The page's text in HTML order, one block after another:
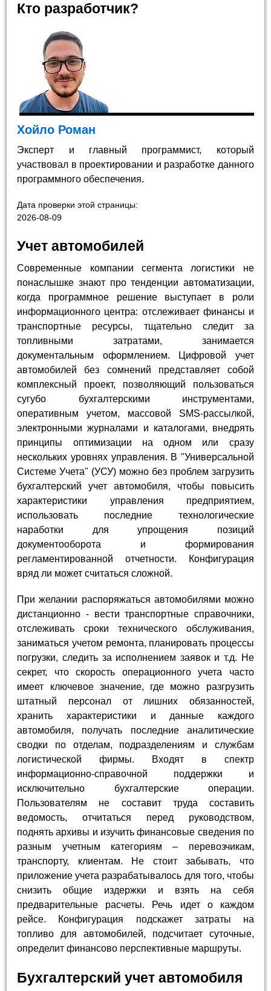
Кто разработчик?
Хойло Роман
Эксперт и главный программист, который
участвовал в проектировании и разработке данного
программного обеспечения.
Дата проверки этой страницы:
2026-08-09
Учет автомобилей
Современные компании сегмента логистики не
понаслышке знают про тенденции автоматизации,
когда программное решение выступает в роли
информационного центра: отслеживает финансы и
транспортные ресурсы, тщательно следит за
топливными затратами, занимается
документальным оформлением. Цифровой учет
автомобилей без сомнений представляет собой
комплексный проект, позволяющий пользоваться
сугубо бухгалтерскими инструментами,
оперативным учетом, массовой SMS-рассылкой,
электронными журналами и каталогами, внедрять
принципы оптимизации на одном или сразу
нескольких уровнях управления. В "Универсальной
Системе Учета" (УСУ) можно без проблем загрузить
бухгалтерский учет автомобиля, чтобы повысить
характеристики управления предприятием,
использовать последние технологические
наработки для упрощения позиций
документооборота и формирования
регламентированной отчетности. Конфигурация
вряд ли может считаться сложной.
При желании распоряжаться автомобилями можно
дистанционно - вести транспортные справочники,
отслеживать сроки технического обслуживания,
заниматься учетом ремонта, планировать процессы
погрузки, следить за исполнением заявок и т.д. Не
секрет, что скорость операционного учета часто
имеет ключевое значение, где можно разгрузить
штатный персонал от лишних обязанностей,
хранить характеристики и данные каждого
автомобиля, получать последние аналитические
сводки по отделам, подразделениям и службам
логистической фирмы. Входят в спектр
информационно-справочной поддержки и
исключительно бухгалтерские операции.
Пользователям не составит труда составить
ведомость, отчитаться перед руководством,
поднять архивы и изучить финансовые сведения по
разным учетным категориям – перевозчикам,
транспорту, клиентам. Не стоит забывать, что
приложение учета разрабатывалось для того, чтобы
снизить общие издержки и взять на себя
предварительные расчеты. Речь идет о каждом
рейсе. Конфигурация подскажет затраты на
топливо для автомобилей, подсчитает суточные,
определит финансово перспективные маршруты.
Бухгалтерский учет автомобиля